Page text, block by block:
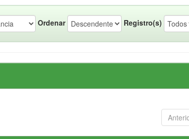
Ordenar Registro(s)